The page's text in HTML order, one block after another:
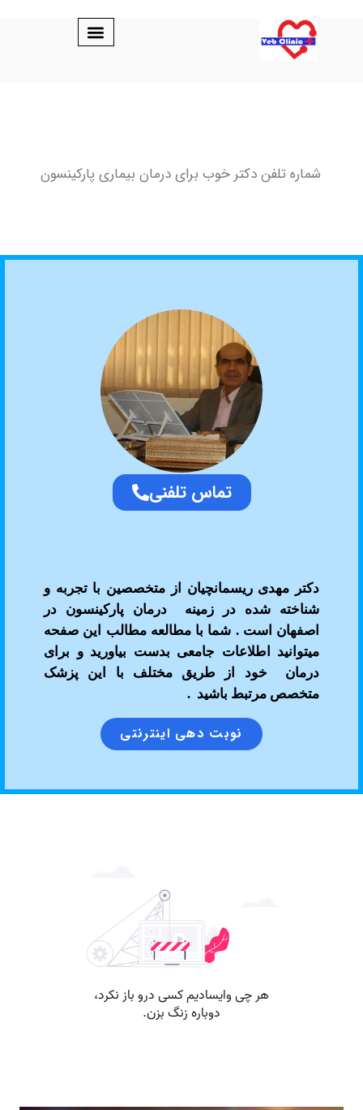
دکتر خوب برای درمان بیماری پارکینسون
تماس تلفنی
ریسمانچیان از متخصصین با تجربه و
شده در زمینه درمان پارکینسون در
است . شما با مطالعه مطالب این صفحه
اطلاعات جامعی بدست بیاورید و برای
خود از طریق مختلف با این پزشک
مرتبط باشید .
نوبت دهی اینترنتی